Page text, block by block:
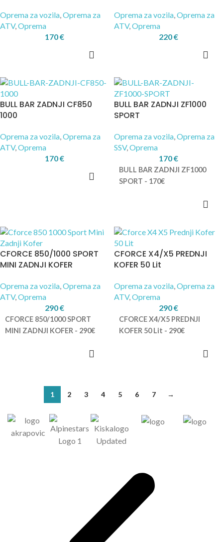
Oprema za vozila,Oprema za
ATV,Oprema
170€
Oprema za vozila,Oprema za
ATV,Oprema
220€
BULL BAR ZADNJI CF850
1000
Oprema za vozila,Oprema za
ATV,Oprema
170€
BULL BAR ZADNJI ZF1000
SPORT
Oprema za vozila,Oprema za
SSV,Oprema
170€
BULL BAR ZADNJI ZF1000
SPORT - 170€
CFORCE 850/1000 SPORT
MINI ZADNJI KOFER
Oprema za vozila,Oprema za
ATV,Oprema
290€
CFORCE 850/1000 SPORT
MINI ZADNJI KOFER - 290€
CFORCE X4/X5 PREDNJI
KOFER 50 Lit
Oprema za vozila,Oprema za
ATV,Oprema
290€
CFORCE X4/X5 PREDNJI
KOFER 50 Lit - 290€
1 2 3 4 5 6 7 →